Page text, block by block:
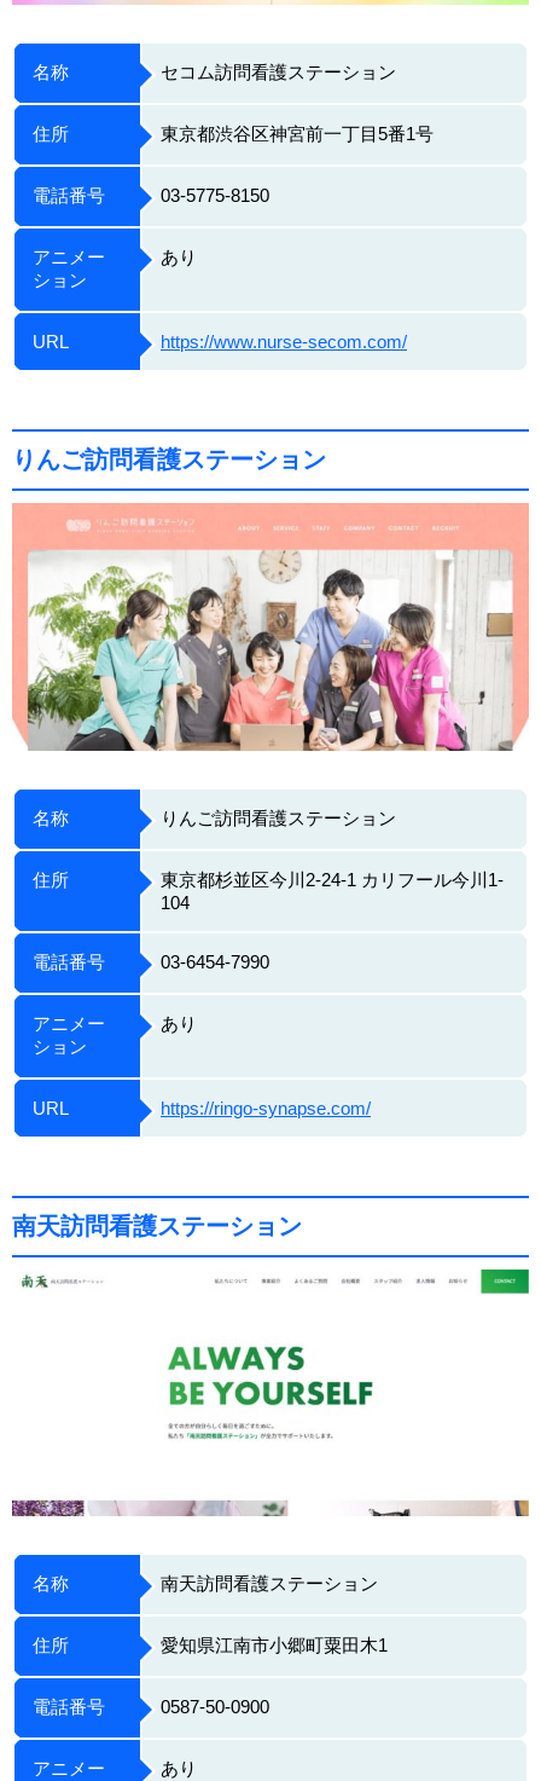
名称 セコム訪問看護ステーション
住所 東京都渋谷区神宮前一丁目5番1号
電話番号 03-5775-8150
アニメー
ション
あり
URL https://www.nurse-secom.com/
りんご訪問看護ステーション
名称 りんご訪問看護ステーション
住所
東京都杉並区今川2-24-1 カリフール今川1-
104
電話番号 03-6454-7990
アニメー
ション
あり
URL https://ringo-synapse.com/
南天訪問看護ステーション
名称 南天訪問看護ステーション
住所 愛知県江南市小郷町粟田木1
電話番号 0587-50-0900
アニメー
あり